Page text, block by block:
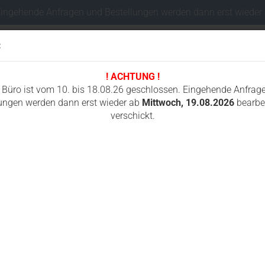
! ACHTUNG !
Büro ist vom 10. bis 18.08.26 geschlossen. Eingehende
werden dann erst wieder ab Mittwoch, 19.08.2026
verschickt.
Sprache auswählen
Anfragen und Bestellungen werden dann erst wieder
ICS 613 / 680GC / 680ES GC
680GC, 680ES GC, 695GC, 695XL GC, ICS-Cardi CD35-230V-WL, Cardi